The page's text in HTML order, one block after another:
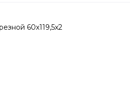
60x119,5x2